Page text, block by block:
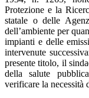
Protezione e la
statale o delle
dell’ambiente per
impianti e delle
intervenute
presente titolo, il
della salute
verificare la necessità